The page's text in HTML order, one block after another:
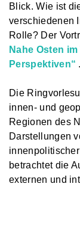
Blick. Wie ist
verschiedenen
Rolle? Der
Nahe Osten
Perspektiven“ .
Die
innen- und
Regionen des
Darstellungen
betrachtet die
externen und